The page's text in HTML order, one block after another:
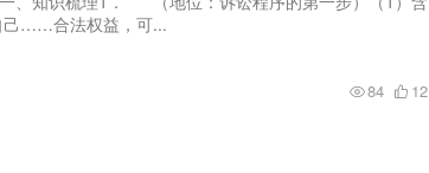
己……合法权益，可...
84 12